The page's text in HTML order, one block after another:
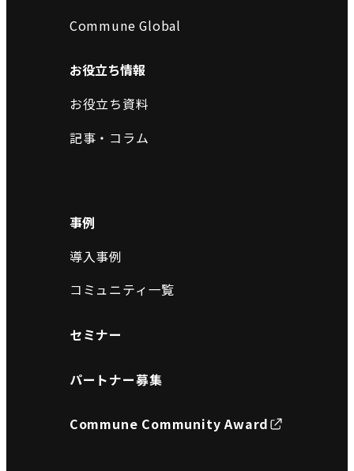
Commune Global
お役立ち情報
お役立ち資料
記事・コラム
事例
導入事例
コミュニティ一覧
セミナー
パートナー募集
Commune Community Award